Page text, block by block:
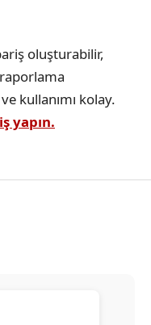
oluşturabilir,
kullanımı kolay.
yapın.